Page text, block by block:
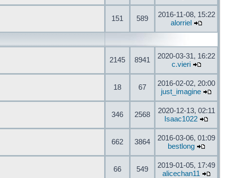
151 589
2016-11-08, 15:22
alorriel
2145 8941
2020-03-31, 16:22
c.vieri
18 67
2016-02-02, 20:00
just_imagine
346 2568
2020-12-13, 02:11
Isaac1022
662 3864
2016-03-06, 01:09
bestlong
66 549
2019-01-05, 17:49
alicechan11